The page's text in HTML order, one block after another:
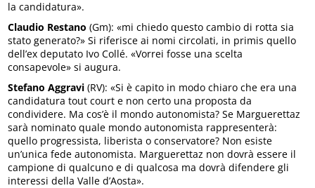
la candidatura».
Claudio Restano (Gm): «mi chiedo questo cambio di rotta sia
stato generato?» Si riferisce ai nomi circolati, in primis quello
dell’ex deputato Ivo Collé. «Vorrei fosse una scelta
consapevole» si augura.
Stefano Aggravi (RV): «Si è capito in modo chiaro che era una
candidatura tout court e non certo una proposta da
condividere. Ma cos’è il mondo autonomista? Se Marguerettaz
sarà nominato quale mondo autonomista rappresenterà:
quello progressista, liberista o conservatore? Non esiste
un’unica fede autonomista. Marguerettaz non dovrà essere il
campione di qualcuno e di qualcosa ma dovrà difendere gli
interessi della Valle d’Aosta».